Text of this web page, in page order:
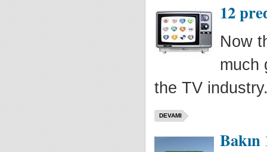
12
Now
much
the TV
DEVAMI
Bakın